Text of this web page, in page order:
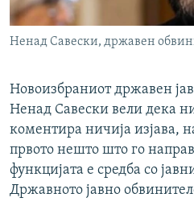
Ненад Савески, државен
Новоизбраниот државен
Ненад Савески вели дека
коментира ничија изјава,
првото нешто што го
функцијата е средба со
Државното јавно